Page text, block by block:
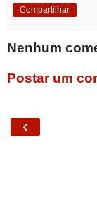
Compartilhar
Nenhum
Postar um
‹